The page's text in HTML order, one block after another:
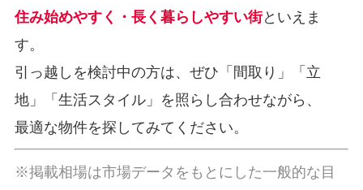
住み始めやすく・長く暮らしやすい街といえま
す。
引っ越しを検討中の方は、ぜひ「間取り」「立
地」「生活スタイル」を照らし合わせながら、
最適な物件を探してみてください。
※掲載相場は市場データをもとにした一般的な目